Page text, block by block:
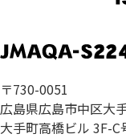
〒730-0051
広島県広島市中区大
大手町高橋ビル 3F-C